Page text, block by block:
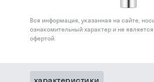
Вся информация, указанная на сайте,
ознакомительный характер и не
офертой.
характеристики